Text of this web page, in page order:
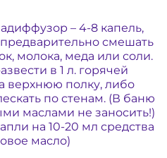
– 4-8 капель,
смешать
молока, меда или соли.
в 1 л. горячей
верхнюю полку, либо
по стенам. (В баню
маслами не заносить!)
на 10-20 мл средства
масло)